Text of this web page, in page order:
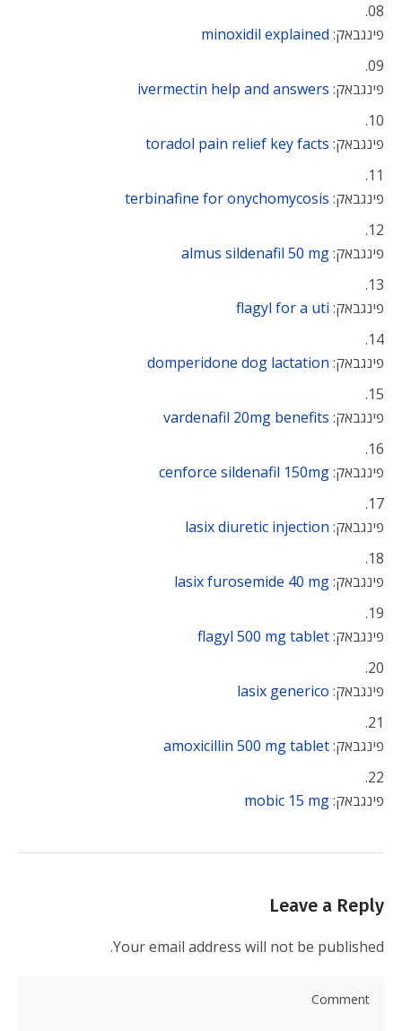
פינגבאק: minoxidil explained
פינגבאק: ivermectin help and answers
פינגבאק: toradol pain relief key facts
פינגבאק: terbinafine for onychomycosis
פינגבאק:almus sildenafil 50 mg
פינגבאק: flagyl for a uti
פינגבאק: domperidone dog lactation
פינגבאק: vardenafil 20mg benefits
פינגבאק:cenforce sildenafil 150mg
פינגבאק: lasix diuretic injection
פינגבאק:lasix furosemide 40 mg
פינגבאק:flagyl 500 mg tablet
פינגבאק: lasix generico
פינגבאק:amoxicillin 500 mg tablet
פינגבאק:mobic 15 mg
Leave a Reply
Your email address will not be published.